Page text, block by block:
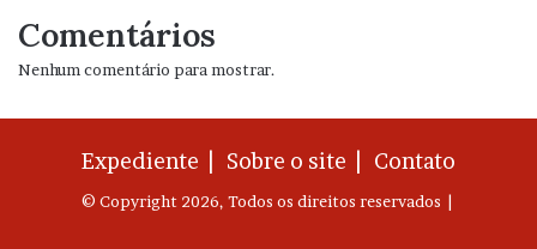
Comentários
Nenhum comentário para mostrar.
Expediente | Sobre o site | Contato
© Copyright 2026, Todos os direitos reservados |